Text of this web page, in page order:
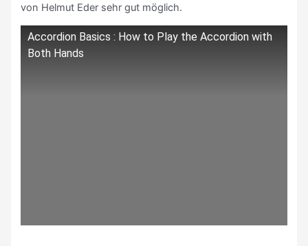
von Helmut Eder sehr gut möglich.
Accordion Basics : How to Play the Accordion with
Both Hands